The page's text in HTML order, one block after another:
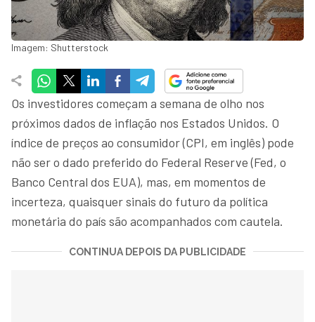
Imagem: Shutterstock
Os investidores começam a semana de olho nos
próximos dados de inflação nos Estados Unidos. O
índice de preços ao consumidor (CPI, em inglês) pode
não ser o dado preferido do Federal Reserve (Fed, o
Banco Central dos EUA), mas, em momentos de
incerteza, quaisquer sinais do futuro da política
monetária do país são acompanhados com cautela.
CONTINUA DEPOIS DA PUBLICIDADE